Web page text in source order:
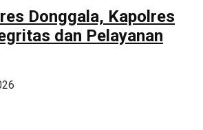
Donggala, Kapolres
dan Pelayanan